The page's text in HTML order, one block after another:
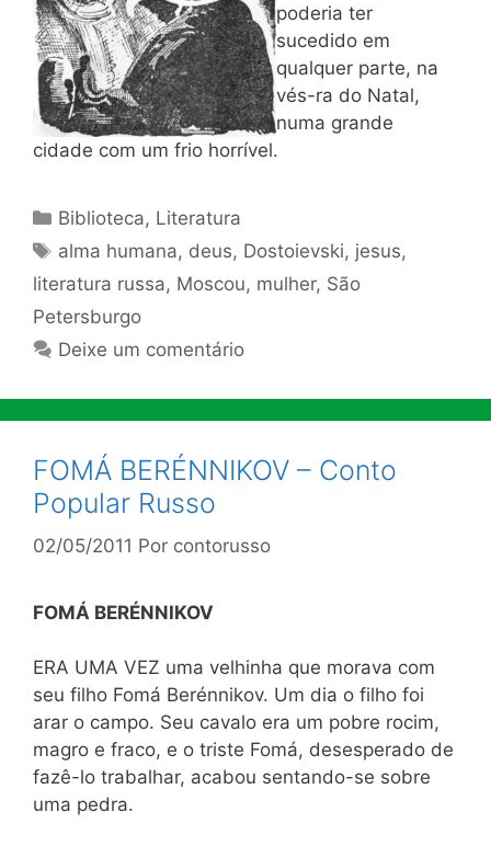
poderia ter
sucedido em
qualquer parte, na
vés-ra do Natal,
numa grande
cidade com um frio horrível.
Categorias
Biblioteca, Literatura
Tags
alma humana, deus, Dostoievski, jesus,
literatura russa, Moscou, mulher, São
Petersburgo
Deixe um comentário
FOMÁ BERÉNNIKOV – Conto
Popular Russo
02/05/2011 Por contorusso
FOMÁ BERÉNNIKOV
ERA UMA VEZ uma velhinha que morava com
seu filho Fomá Berénnikov. Um dia o filho foi
arar o campo. Seu cavalo era um pobre rocim,
magro e fraco, e o triste Fomá, desesperado de
fazê-lo trabalhar, acabou sentando-se sobre
uma pedra.